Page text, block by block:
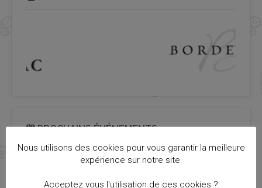
PROCHAINS ÉVÉNEMENTS
Il n’y a pas d’évènements à venir.
Nous utilisons des cookies pour vous garantir la meilleure
expérience sur notre site.
Acceptez vous l'utilisation de ces cookies ?